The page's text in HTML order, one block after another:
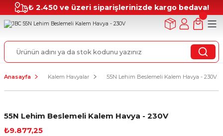
₺ 2.450 ve üzeri siparişlerinizde kargo bedava!
Anasayfa Kalem Havyalar 55N Lehim Beslemeli Kalem Havya - 230V
55N Lehim Beslemeli Kalem Havya - 230V
₺9.877,25